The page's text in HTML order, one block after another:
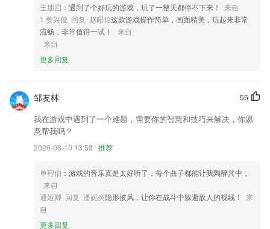
4,随时监控着每一台发电站的具体数据实时上传；
5,＊品牌宣传水印：
球球是道老版本下载软件优势
2.所有课程都是分类好的，你都可以随时挑选喜欢的课程来学习。
3.结合老师的教学需求，能够自动的帮助老师完成线上教学。
4.掌握各种考试知识，提高自己的考试能力，让用户能够获得一个智能的
搜题助手;
5.在线学习海量优质的教学辅导资源，所有内容全覆盖，多种课程在线学
6.全面检测自己的不足之处，有针对性的再次练习；
球球是道老版本下载更新了什么?
王朋启 ：遇到了个好玩的游戏，玩了一整天都停不下来！
来自
1.姜兴俊 回复 赵昭伯这款游戏操作简单，画面精美，玩起来非常
流畅，非常值得一试！
来自
来自
更多回复
55
邹友林
我在游戏中遇到了一个难题，需要你的智慧和技巧来解决，你愿
意帮我吗？
2026-08-10 13:58 推荐
单程伯 ：游戏的音乐真是太好听了，每个曲子都能让我陶醉其中，
来自
通娅卿 回复 潘妮炎隐形披风，让你在战斗中躲避敌人的视线！
来
自
更多回复